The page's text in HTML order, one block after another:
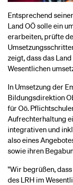
Entsprechend
Land OÖ solle ein
erarbeiten, prüfte
zeigt, dass das
Wesentlichen
In Umsetzung der
Bildungsdirektion
für Oö.
Aufrechterhaltung
integrativen und
also eines
sowie ihren
"Wir begrüßen,
des LRH im